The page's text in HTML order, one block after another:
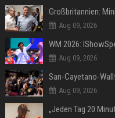
Aug 09, 2026
Aug 09, 2026
Aug 09, 2026